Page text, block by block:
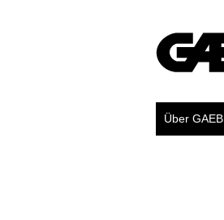
Über GAEB